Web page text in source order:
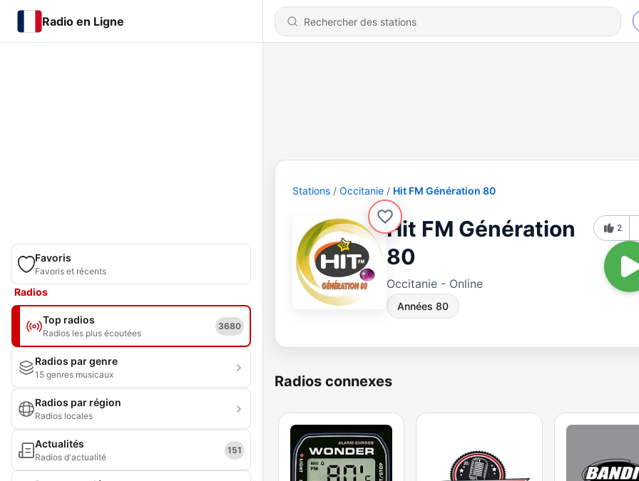
Radio en Ligne
Favoris
Favoris et récents
Radios
Top radios
Radios les plus écoutées
3680
Radios par genre
15 genres musicaux
Radios par région
Radios locales
Actualités
Radios d'actualité
151
Stations Occitanie Hit FM Génération 80
Hit FM Génération
80
Occitanie - Online
Années 80
2
Radios connexes